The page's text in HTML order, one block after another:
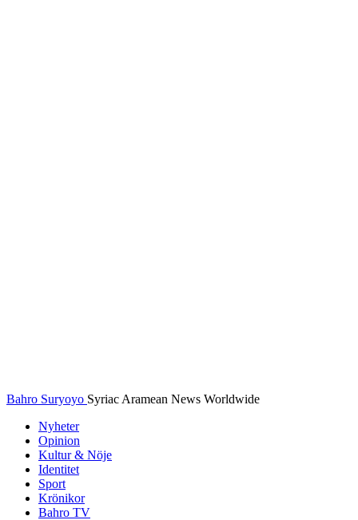
Bahro Suryoyo Syriac Aramean News Worldwide
Nyheter
Opinion
Kultur & Nöje
Identitet
Sport
Krönikor
Bahro TV